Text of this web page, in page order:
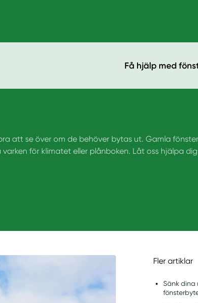
Få hjälp med
att se över om de behöver bytas ut. Gamla
för klimatet eller plånboken. Låt oss hjälpa dig
Fler artiklar
Sänk dina